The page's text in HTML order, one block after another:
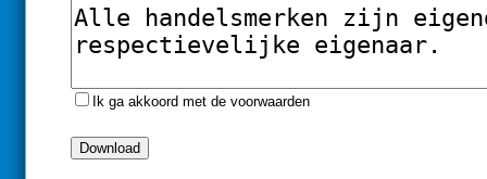
Ik ga akkoord met de voorwaarden